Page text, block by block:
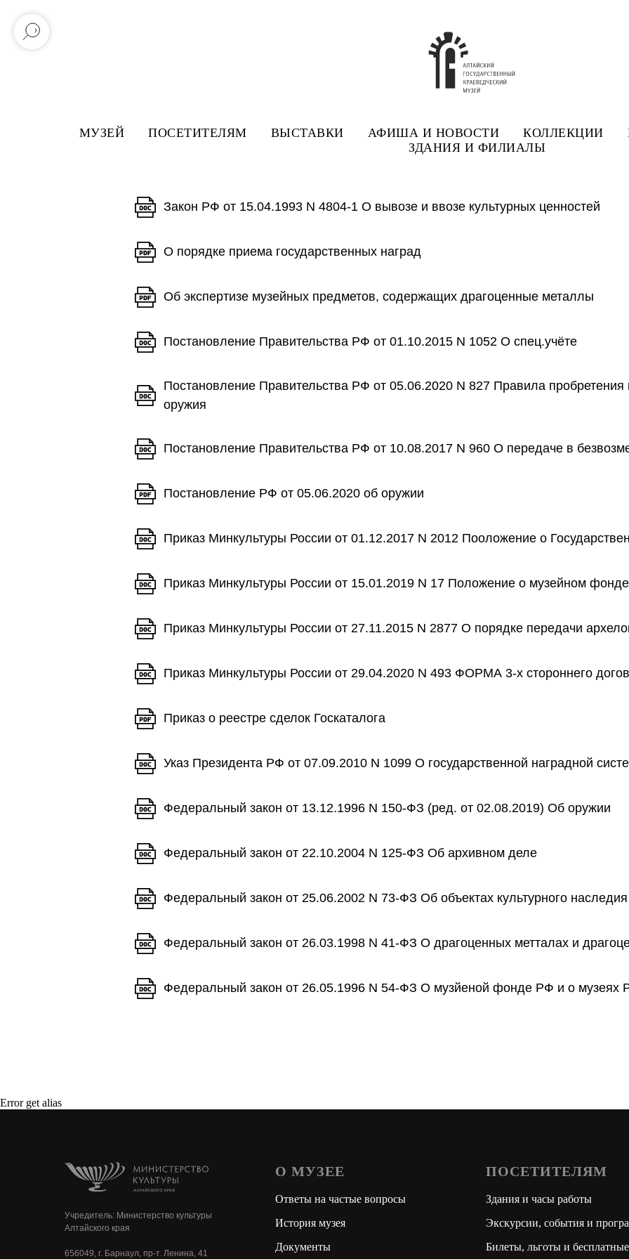
МУЗЕЙ ПОСЕТИТЕЛЯМ ВЫСТАВКИ АФИША И НОВОСТИ КОЛЛЕКЦИИ
ЗДАНИЯ И ФИЛИАЛЫ
Закон РФ от 15.04.1993 N 4804-1 О вывозе и ввозе культурных ценностей
О порядке приема государственных наград
Об экспертизе музейных предметов, содержащих драгоценные металлы
Постановление Правительства РФ от 01.10.2015 N 1052 О спец.учёте
Постановление Правительства РФ от 05.06.2020 N 827 Правила пробретения
оружия
Постановление Правительства РФ от 10.08.2017 N 960 О передаче в
Постановление РФ от 05.06.2020 об оружии
Приказ Минкультуры России от 01.12.2017 N 2012 Пооложение о
Приказ Минкультуры России от 15.01.2019 N 17 Положение о музейном фонде
Приказ Минкультуры России от 27.11.2015 N 2877 О порядке передачи
Приказ Минкультуры России от 29.04.2020 N 493 ФОРМА 3-х стороннего
Приказ о реестре сделок Госкаталога
Указ Президента РФ от 07.09.2010 N 1099 О государственной наградной
Федеральный закон от 13.12.1996 N 150-ФЗ (ред. от 02.08.2019) Об оружии
Федеральный закон от 22.10.2004 N 125-ФЗ Об архивном деле
Федеральный закон от 25.06.2002 N 73-ФЗ Об объектах культурного наследия
Федеральный закон от 26.03.1998 N 41-ФЗ О драгоценных метталах и
Федеральный закон от 26.05.1996 N 54-ФЗ О музйеной фонде РФ и о музеях
Error get alias
Учредитель: Министерство культуры
Алтайского края
656049, г. Барнаул, пр-т. Ленина, 41
О МУЗЕЕ
Ответы на частые вопросы
История музея
Документы
ПОСЕТИТЕЛЯМ
Здания и часы работы
Экскурсии, события и
Билеты, льготы и